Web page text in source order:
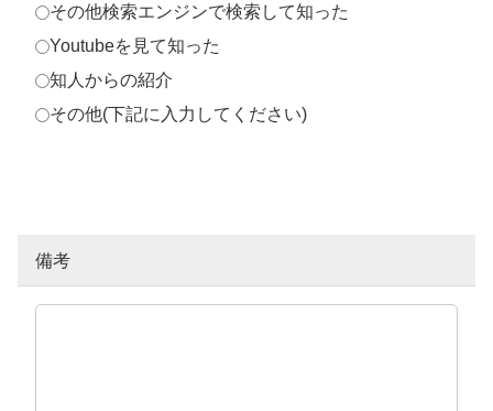
その他検索エンジンで検索して知った
Youtubeを見て知った
知人からの紹介
その他(下記に入力してください)
備考